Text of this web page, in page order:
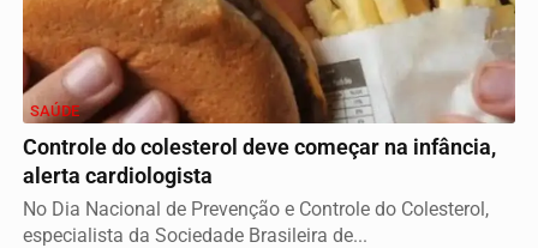
SAÚDE
Controle do colesterol deve começar na infância,
alerta cardiologista
No Dia Nacional de Prevenção e Controle do Colesterol,
especialista da Sociedade Brasileira de...